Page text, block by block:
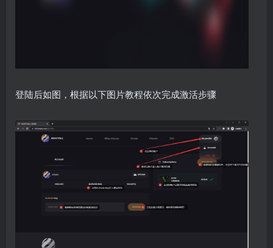
登陆后如图，根据以下图片教程依次完成激活步骤